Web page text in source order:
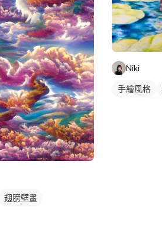
翅膀壁畫
Niki
手繪風格